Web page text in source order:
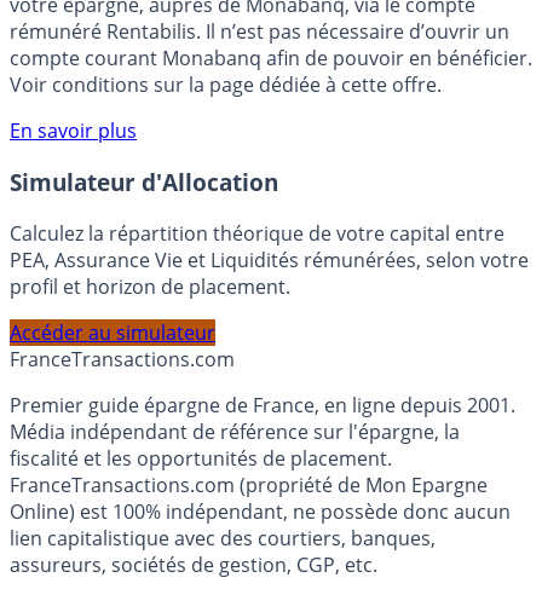
Bénéficiez de cette offre de placement sans risque pour
votre épargne, auprès de Monabanq, via le compte
rémunéré Rentabilis. Il n’est pas nécessaire d’ouvrir un
compte courant Monabanq afin de pouvoir en bénéficier.
Voir conditions sur la page dédiée à cette offre.
En savoir plus
Simulateur d'Allocation
Calculez la répartition théorique de votre capital entre
PEA, Assurance Vie et Liquidités rémunérées, selon votre
profil et horizon de placement.
Accéder au simulateur
FranceTransactions.com
Premier guide épargne de France, en ligne depuis 2001.
Média indépendant de référence sur l'épargne, la
fiscalité et les opportunités de placement.
FranceTransactions.com (propriété de Mon Epargne
Online) est 100% indépendant, ne possède donc aucun
lien capitalistique avec des courtiers, banques,